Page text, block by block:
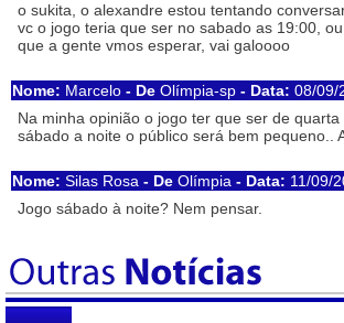
o sukita, o alexandre estou tentando
vc o jogo teria que ser no sabado as 19:00,
que a gente vmos esperar, vai galoooo
Nome: Marcelo - De Olímpia-sp - Data: 08/09/
Na minha opinião o jogo ter que ser de
sábado a noite o público será bem pequeno..
Nome: Silas Rosa - De Olímpia - Data: 11/09/
Jogo sábado à noite? Nem pensar.